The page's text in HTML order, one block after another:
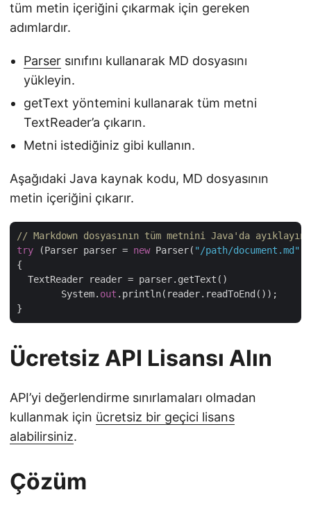
tüm metin içeriğini çıkarmak için gereken
adımlardır.
Parser sınıfını kullanarak MD dosyasını
yükleyin.
getText yöntemini kullanarak tüm metni
TextReader’a çıkarın.
Metni istediğiniz gibi kullanın.
Aşağıdaki Java kaynak kodu, MD dosyasının
metin içeriğini çıkarır.
// Markdown dosyasının tüm metnini Java'da ayıklayın
try (Parser parser = new Parser( "/path/document.md"
{
  TextReader reader = parser.getText()
	System.
out .println(reader.readToEnd());
Ücretsiz API Lisansı Alın
API’yi değerlendirme sınırlamaları olmadan
kullanmak için ücretsiz bir geçici lisans
alabilirsiniz.
Çözüm